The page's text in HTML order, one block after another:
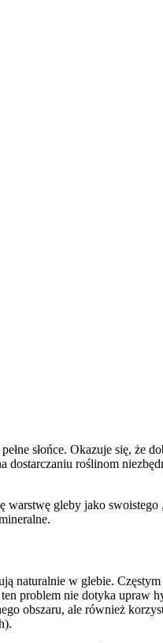
słońce. Okazuje się, że
roślinom
gleby jako swoistego
naturalnie w glebie.
problem nie dotyka upraw
obszaru, ale również